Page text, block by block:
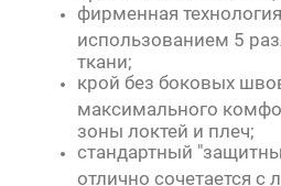
фирменная
использованием 5
ткани;
крой без боковых
максимального
зоны локтей и плеч;
стандартный
отлично сочетается с